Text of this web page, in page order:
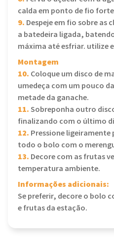
calda em ponto de fio
9. Despeje em fio sobre as
a batedeira ligada,
máxima até esfriar. utilize
Montagem
10. Coloque um disco de
umedeça com um pouco
metade da ganache.
11.Sobreponha outro
finalizando com o último
12. Pressione ligeiramente
todo o bolo com o
13. Decore com as frutas
temperatura ambiente.
Informações adicionais:
Se preferir, decore o bolo
e frutas da estação.